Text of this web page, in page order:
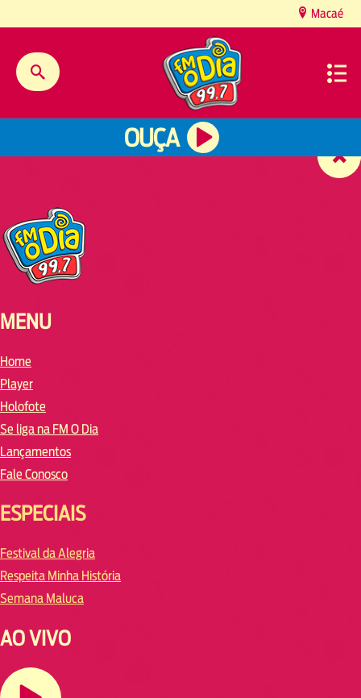
Macaé
OUÇA
MENU
Home
Player
Holofote
Se liga na FM O Dia
Lançamentos
Fale Conosco
ESPECIAIS
Festival da Alegria
Respeita Minha História
Semana Maluca
AO VIVO